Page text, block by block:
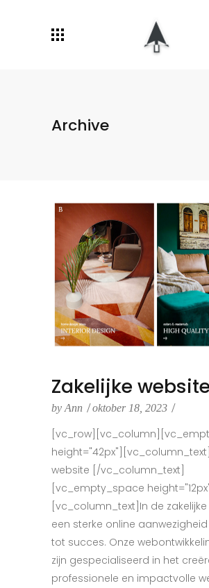
Archive
Zakelijke
by Ann oktober 18, 2023
website [/vc_column_text]
[vc_empty_space
[vc_column_text]In de zakelijke
een sterke online
tot succes. Onze
zijn gespecialiseerd in het
professionele en impactvolle